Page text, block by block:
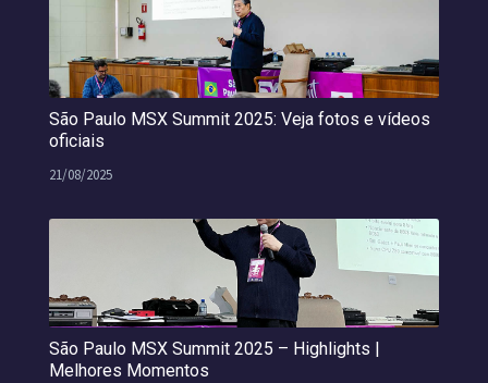
São Paulo MSX Summit 2025: Veja fotos e vídeos
oficiais
21/08/2025
São Paulo MSX Summit 2025 – Highlights |
Melhores Momentos